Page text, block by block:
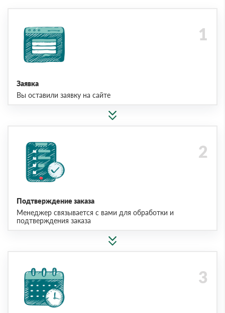
Заявка
Вы оставили заявку на сайте
Подтверждение заказа
Менеджер связывается с вами для обработки и
подтверждения заказа